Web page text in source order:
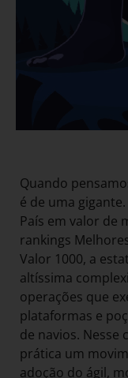
Quando
é de uma
País em valor de
rankings
Valor 1000, a
altíssima
operações que
plataformas e
de navios. Nesse
prática um
adoção do ágil,